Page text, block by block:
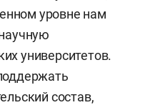
уровне нам
университетов.
состав,